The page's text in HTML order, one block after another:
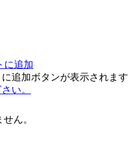
に追加
追加ボタンが表示されます
い。
ん。